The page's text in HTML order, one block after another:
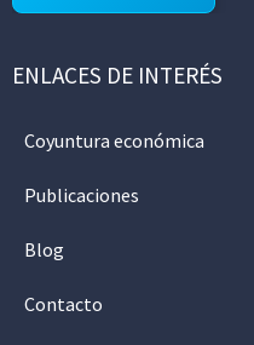
ENLACES DE INTERÉS
Coyuntura económica
Publicaciones
Blog
Contacto